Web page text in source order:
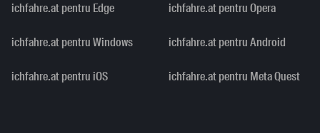
ichfahre.at pentru Edge ichfahre.at pentru Opera
ichfahre.at pentru Windows ichfahre.at pentru Android
ichfahre.at pentru iOS ichfahre.at pentru Meta Quest